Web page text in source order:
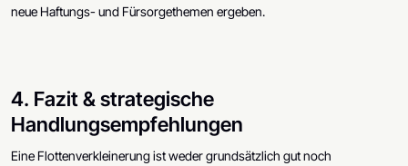
neue Haftungs- und Fürsorgethemen ergeben.
4. Fazit & strategische
Handlungsempfehlungen
Eine Flottenverkleinerung ist weder grundsätzlich gut noch